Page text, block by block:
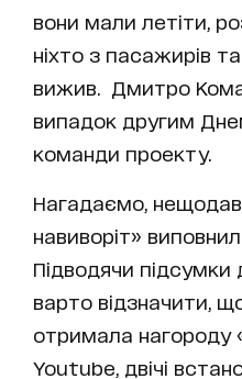
вони мали летіти,
ніхто з пасажирів
вижив. Дмитро
випадок другим
команди проекту.
Нагадаємо,
навиворіт»
Підводячи підсумки
варто відзначити,
отримала нагороду
Youtube, двічі